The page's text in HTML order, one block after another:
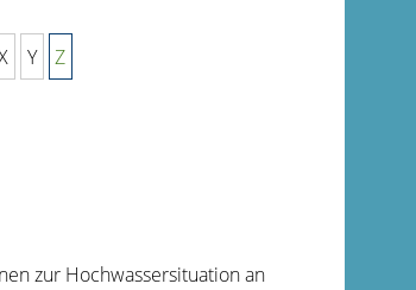
Y Z
zur Hochwassersituation an